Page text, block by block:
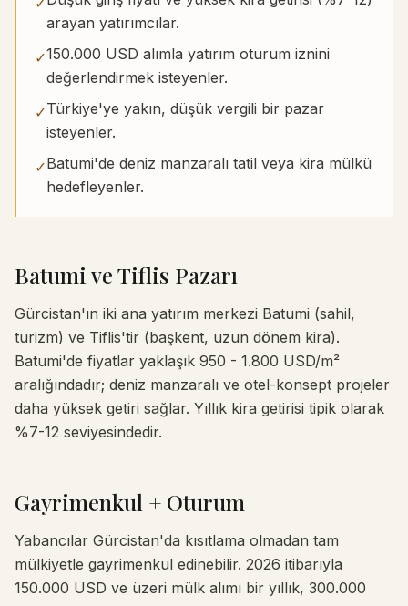
arayan yatırımcılar.
✓150.000 USD alımla yatırım oturum iznini
değerlendirmek isteyenler.
✓Türkiye'ye yakın, düşük vergili bir pazar
isteyenler.
✓Batumi'de deniz manzaralı tatil veya kira mülkü
hedefleyenler.
Batumi ve Tiflis Pazarı
Gürcistan'ın iki ana yatırım merkezi Batumi (sahil,
turizm) ve Tiflis'tir (başkent, uzun dönem kira).
Batumi'de fiyatlar yaklaşık 950 - 1.800 USD/m²
aralığındadır; deniz manzaralı ve otel-konsept projeler
daha yüksek getiri sağlar. Yıllık kira getirisi tipik olarak
%7-12 seviyesindedir.
Gayrimenkul + Oturum
Yabancılar Gürcistan'da kısıtlama olmadan tam
mülkiyetle gayrimenkul edinebilir. 2026 itibarıyla
150.000 USD ve üzeri mülk alımı bir yıllık, 300.000